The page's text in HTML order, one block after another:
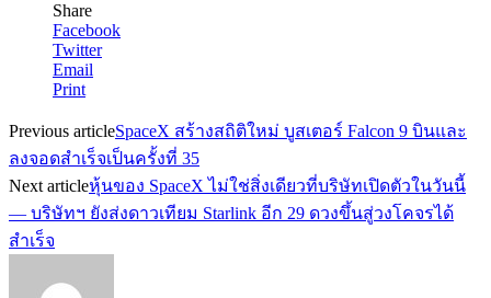
Share
Facebook
Twitter
Email
Print
Previous articleSpaceX สร้างสถิติใหม่ บูสเตอร์ Falcon 9 บินและ
ลงจอดสำเร็จเป็นครั้งที่ 35
Next articleหุ้นของ SpaceX ไม่ใช่สิ่งเดียวที่บริษัทเปิดตัวในวันนี้
— บริษัทฯ ยังส่งดาวเทียม Starlink อีก 29 ดวงขึ้นสู่วงโคจรได้
สำเร็จ